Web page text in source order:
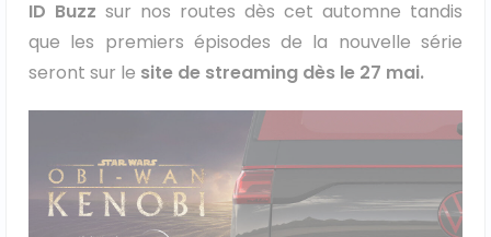
ID Buzz sur nos routes dès cet automne tandis
que les premiers épisodes de la nouvelle série
seront sur le site de streaming dès le 27 mai.